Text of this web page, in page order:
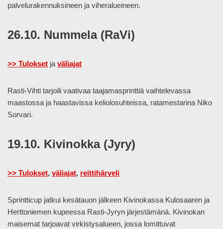
palvelurakennuksineen ja viheralueineen.
26.10. Nummela (RaVi)
>> Tulokset javäliajat
Rasti-Vihti tarjoili vaativaa taajamasprinttiä vaihtelevassa
maastossa ja haastavissa keliolosuhteissa, ratamestarina Niko
Sorvari.
19.10. Kivinokka (Jyry)
>> Tulokset, väliajat, reittihärveli
Sprintticup jatkui kesätauon jälkeen Kivinokassa Kulosaaren ja
Herttoniemen kupeessa Rasti-Jyryn järjestämänä. Kivinokan
maisemat tarjoavat virkistysalueen, jossa lomittuvat